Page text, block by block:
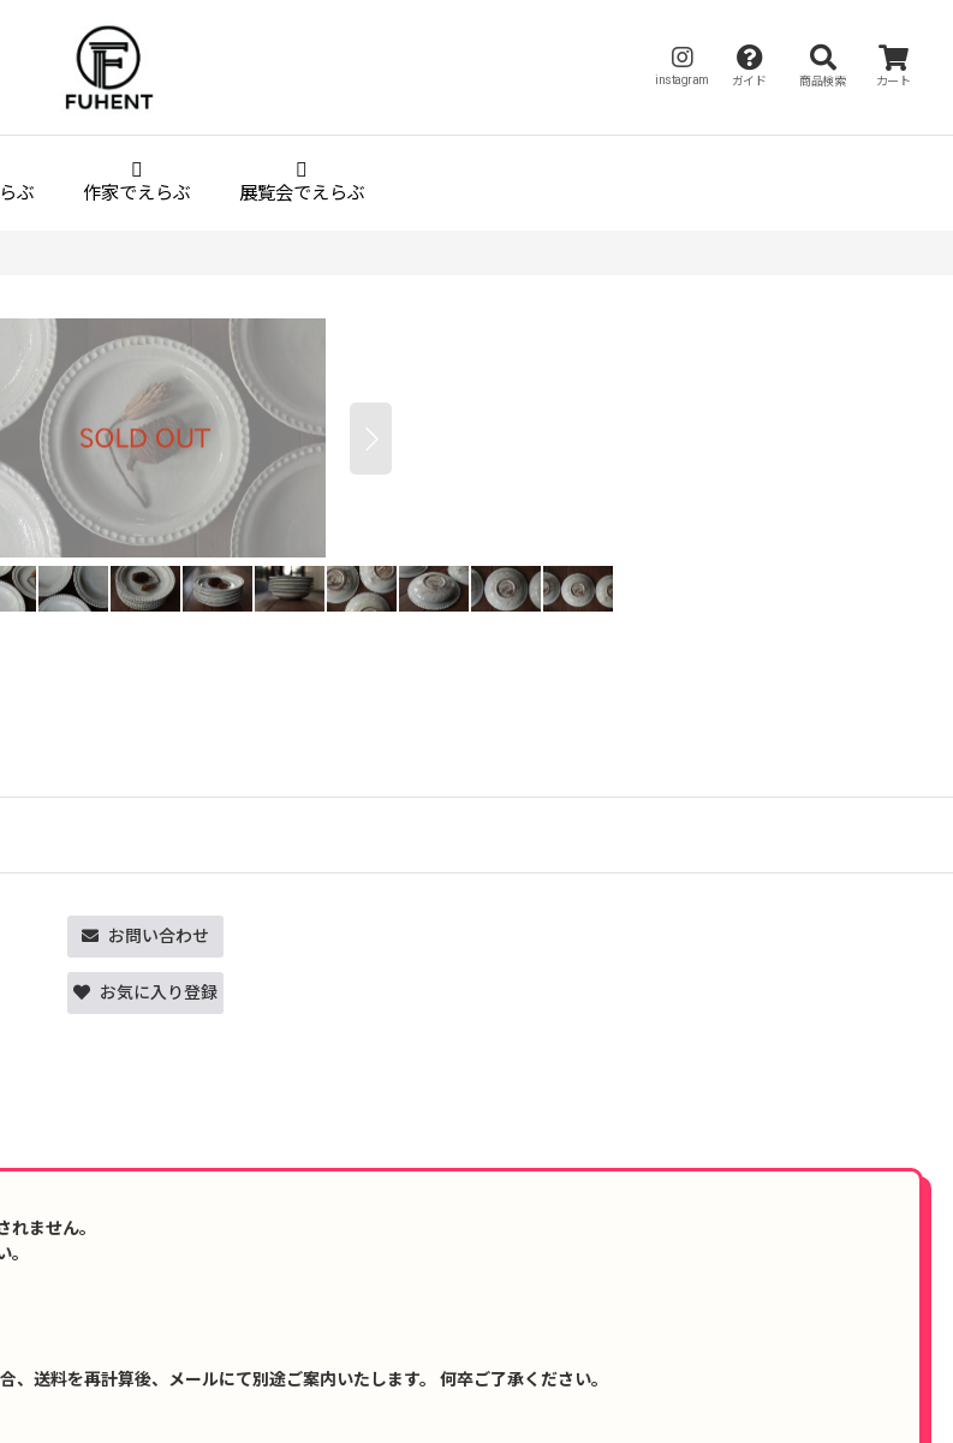
instagram ガイド 商品検索 カート
ぶ 作家でえらぶ 展覧会でえらぶ
お問い合わせ
お気に入り登録
ません。
送料を再計算後、メールにて別途ご案内いたします。 何卒ご了承ください。